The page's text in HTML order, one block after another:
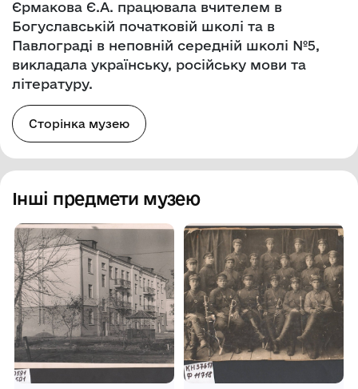
Єрмакова Є.А. працювала вчителем в
Богуславській початковій школі та в
Павлограді в неповній середній школі №5,
викладала українську, російську мови та
літературу.
Сторінка музею
Інші предмети музею